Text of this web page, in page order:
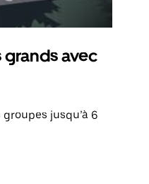
grands avec
jusqu’à 6